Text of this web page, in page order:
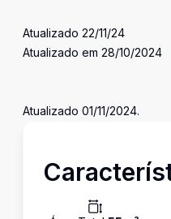
Atualizado 22/11/24
Atualizado em 28/10/2024
Atualizado 01/11/2024.